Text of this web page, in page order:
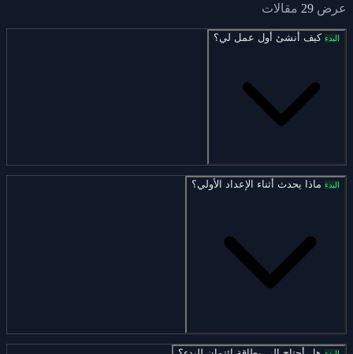
عرض 29 مقالات
البدء كيف أنشئ أول عمل لي؟
البدء ماذا يحدث أثناء الإعداد الأولي؟